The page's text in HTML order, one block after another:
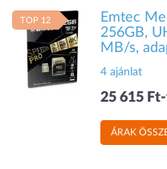
TOP 12
Emtec
256GB,
MB/s,
4 ajánlat
25 615
ÁRAK